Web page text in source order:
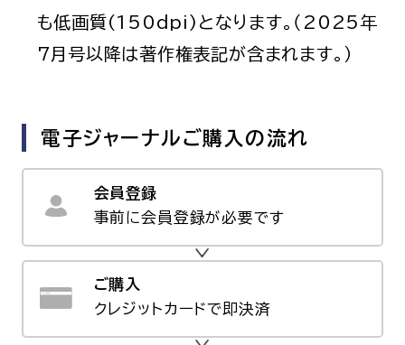
も低画質(150dpi)となります。（2025年
7月号以降は著作権表記が含まれます。）
電子ジャーナルご購入の流れ
会員登録
事前に会員登録が必要です
ご購入
クレジットカードで即決済